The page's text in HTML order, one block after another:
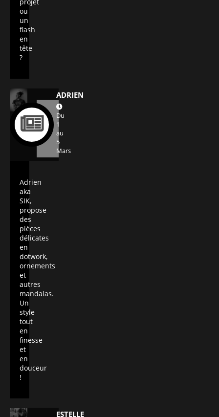
ou
un
flash
en
tête
?
ADRIEN
Du
1
au
5
Mars
Adrien
aka
SIK,
propose
des
pièces
délicates
en
dotwork,
ornements
et
autres
mandalas.
Un
style
tout
en
finesse
et
en
douceur
!
ESTELLE